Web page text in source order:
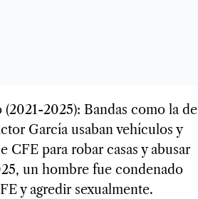
2025): Bandas como la de
García usaban vehículos y
CFE para robar casas y abusar
un hombre fue condenado
y agredir sexualmente.